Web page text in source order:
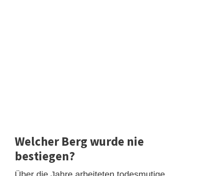
Welcher Berg wurde nie
bestiegen?